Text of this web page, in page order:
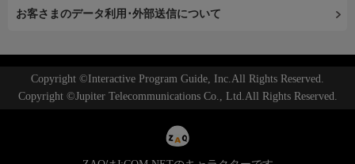
お客さまのデータ利用･外部送信について
Copyright ©Interactive Program Guide, Inc.All Rights Reserved.
Copyright ©Jupiter Telecommunications Co., Ltd.All Rights Reserved.